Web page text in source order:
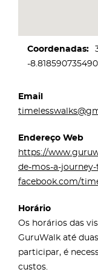
Coordenadas
-
Email
Endereço Web
https://
de-mos-a-
facebook.com/
Horário
Os horários das
GuruWalk até
participar, é
custos.